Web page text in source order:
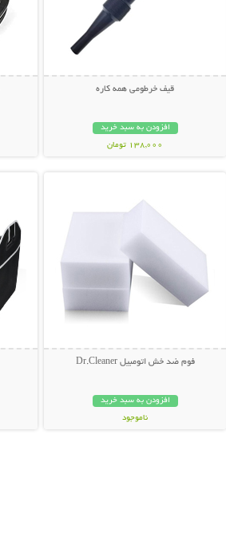
قیف خرطومی همه کاره
افزودن به سبد خرید
138,000 تومان
فوم ضد خش اتومبیل Dr.Cleaner
افزودن به سبد خرید
ناموجود